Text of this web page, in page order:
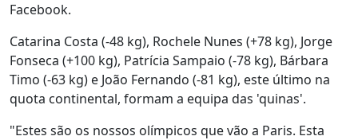
Facebook.
Catarina Costa (-48 kg), Rochele Nunes (+78 kg), Jorge
Fonseca (+100 kg), Patrícia Sampaio (-78 kg), Bárbara
Timo (-63 kg) e João Fernando (-81 kg), este último na
quota continental, formam a equipa das 'quinas'.
"Estes são os nossos olímpicos que vão a Paris. Esta